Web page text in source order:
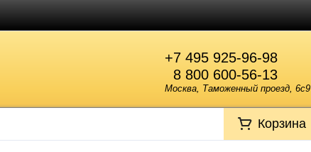
+7 495 925-96-98
8 800 600-56-13
Москва, Таможенный проезд, 6с9
Корзина